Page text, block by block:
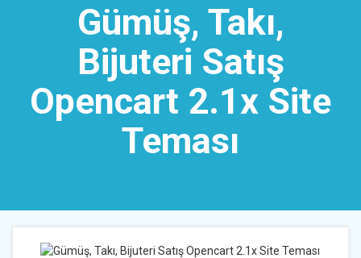
Gümüş, Takı,
Bijuteri Satış
Opencart 2.1x Site
Teması